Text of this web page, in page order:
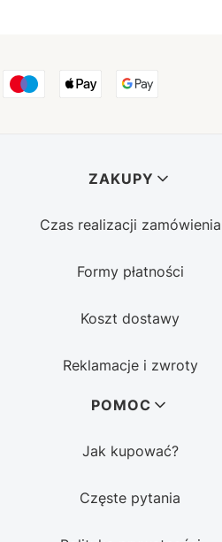
Linki w stopce
ZAKUPY
Czas realizacji zamówienia
Formy płatności
Koszt dostawy
Reklamacje i zwroty
POMOC
Jak kupować?
Częste pytania